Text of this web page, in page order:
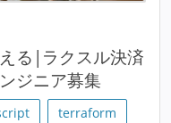
る|ラクスル決済
ジニア募集
terraform